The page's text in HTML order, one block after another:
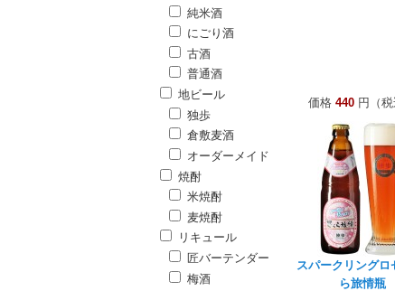
価格 440 円（税
スパークリングロ
ら旅情瓶
純米酒
にごり酒
古酒
普通酒
地ビール
独歩
倉敷麦酒
オーダーメイド
焼酎
米焼酎
麦焼酎
リキュール
匠バーテンダー
梅酒